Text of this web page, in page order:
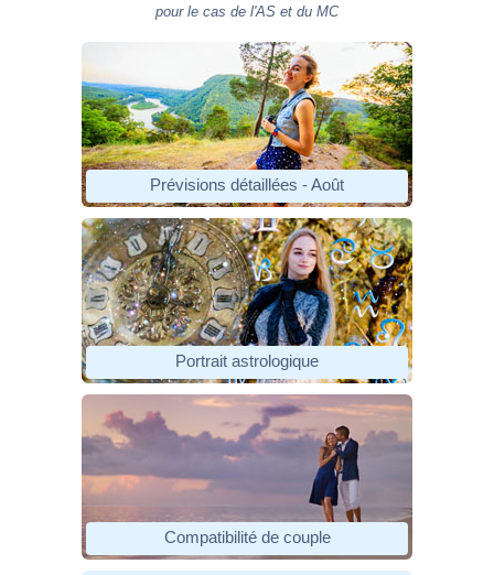
pour le cas de l'AS et du MC
Prévisions détaillées - Août
Portrait astrologique
Compatibilité de couple